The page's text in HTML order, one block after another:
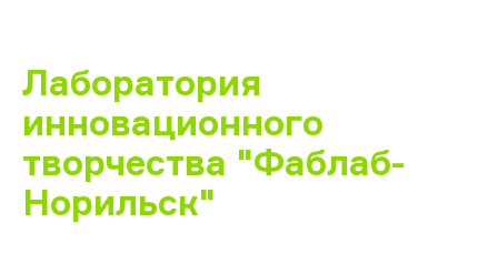
Лаборатория
инновационного
творчества "Фаблаб-
Норильск"